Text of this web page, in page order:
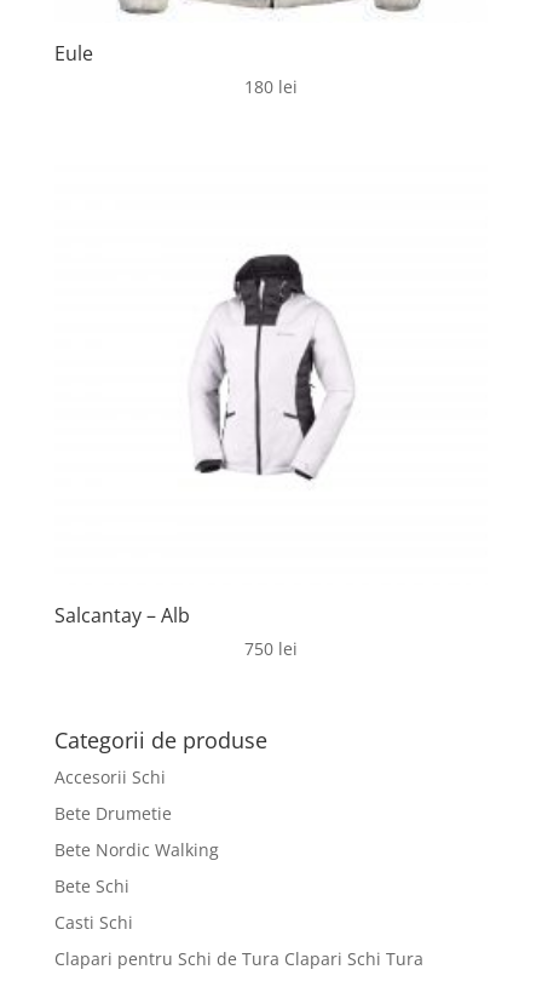
Eule
180 lei
Salcantay – Alb
750 lei
Categorii de produse
Accesorii Schi
Bete Drumetie
Bete Nordic Walking
Bete Schi
Casti Schi
Clapari pentru Schi de Tura Clapari Schi Tura